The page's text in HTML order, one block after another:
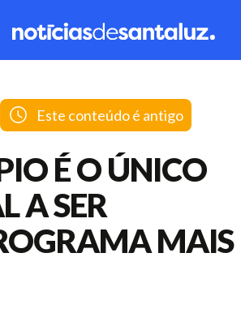
Este conteúdo é antigo
É O ÚNICO
A SER
MAIS